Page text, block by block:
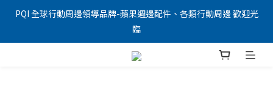
PQI 全球行動周邊領導品牌-蘋果週邊配件、各類行動周邊 歡迎光
臨